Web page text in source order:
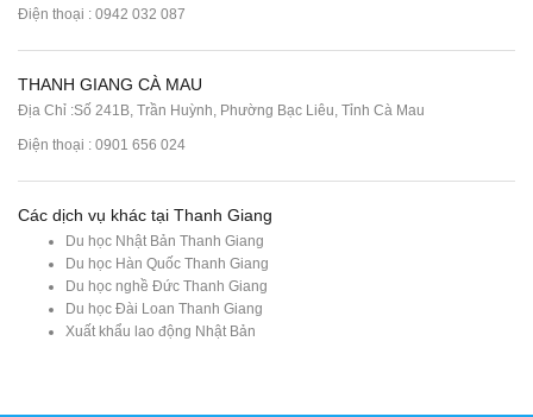
Điện thoại : 0942 032 087
THANH GIANG CÀ MAU
Địa Chỉ :Số 241B, Trần Huỳnh, Phường Bạc Liêu, Tỉnh Cà Mau
Điện thoại : 0901 656 024
Các dịch vụ khác tại Thanh Giang
Du học Nhật Bản Thanh Giang
Du học Hàn Quốc Thanh Giang
Du học nghề Đức Thanh Giang
Du học Đài Loan Thanh Giang
Xuất khẩu lao động Nhật Bản